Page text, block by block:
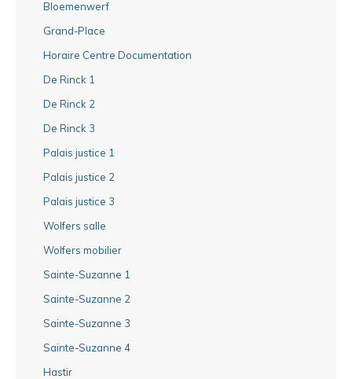
Bloemenwerf
Grand-Place
Horaire Centre Documentation
De Rinck 1
De Rinck 2
De Rinck 3
Palais justice 1
Palais justice 2
Palais justice 3
Wolfers salle
Wolfers mobilier
Sainte-Suzanne 1
Sainte-Suzanne 2
Sainte-Suzanne 3
Sainte-Suzanne 4
Hastir